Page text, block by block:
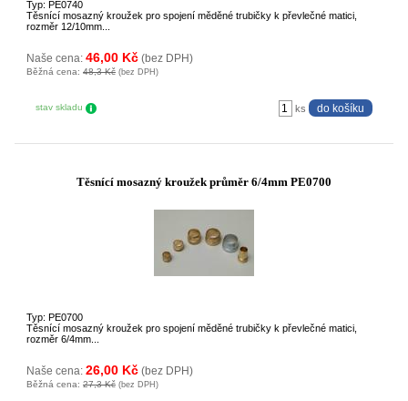
Typ: PE0740
Těsnící mosazný kroužek pro spojení měděné trubičky k převlečné matici,
rozměr 12/10mm...
Naše cena: 46,00 Kč (bez DPH)
Běžná cena: 48,3 Kč (bez DPH)
stav skladu ks
Těsnící mosazný kroužek průměr 6/4mm PE0700
Typ: PE0700
Těsnící mosazný kroužek pro spojení měděné trubičky k převlečné matici,
rozměr 6/4mm...
Naše cena: 26,00 Kč (bez DPH)
Běžná cena: 27,3 Kč (bez DPH)